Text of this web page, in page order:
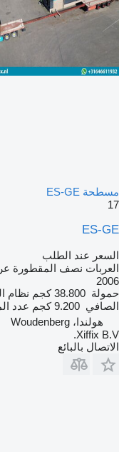
مسطحة ES-GE
17
ES-GE
السعر عند الطلب
العربات نصف المقطورة
2006
حمولة 38.800 كجم نظام
الصافي 9.200 كجم عدد
هولندا، Woudenberg
Xiffix B.V.
الاتصال بالبائع